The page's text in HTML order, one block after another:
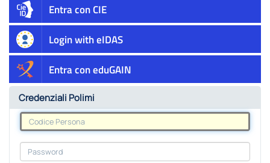
Entra con CIE
Login with eIDAS
Entra con eduGAIN
Credenziali Polimi